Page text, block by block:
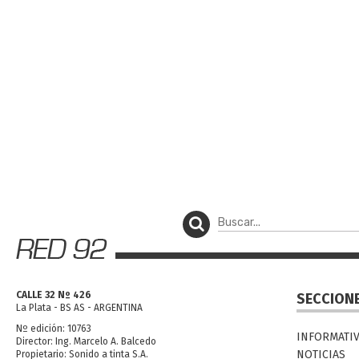
CALLE 32 Nº 426
La Plata - BS AS - ARGENTINA
Nº edición: 10763
Director: Ing. Marcelo A. Balcedo
Propietario: Sonido a tinta S.A.
NOTICIAS